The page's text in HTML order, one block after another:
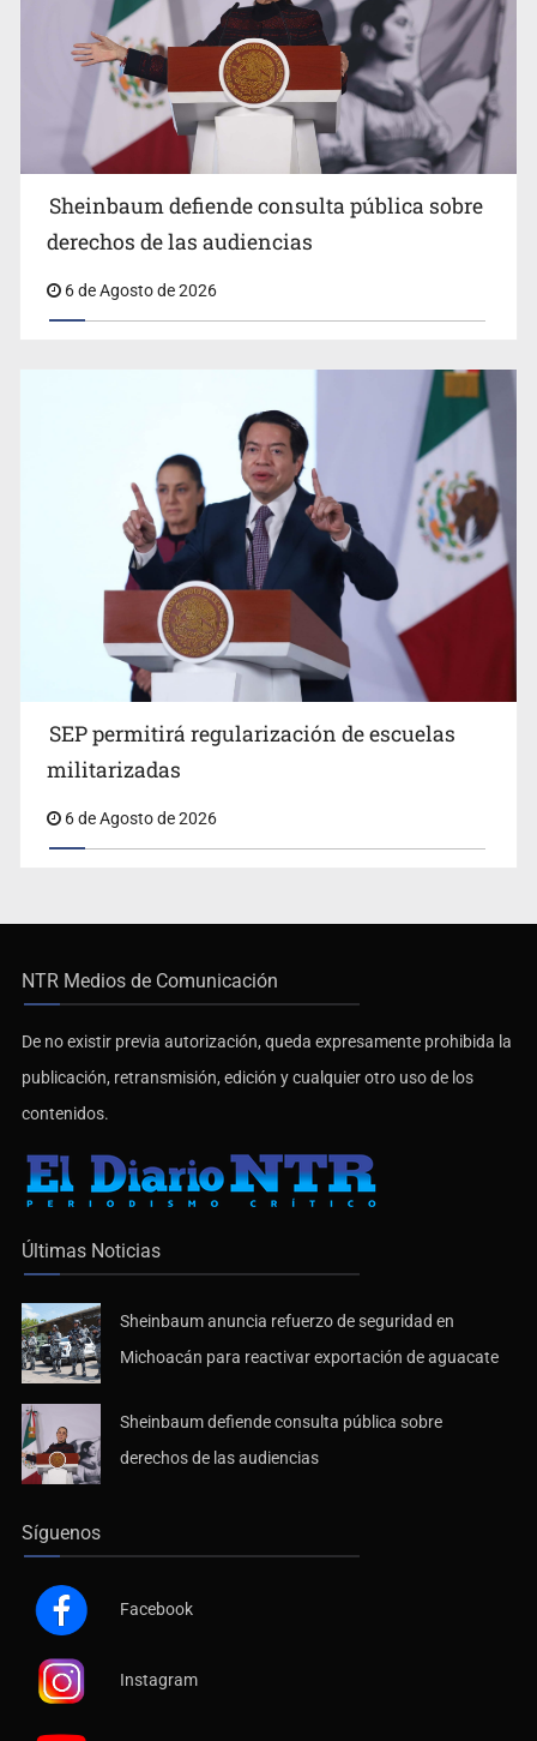
Sheinbaum anuncia refuerzo de seguridad en
Michoacán para reactivar exportación de aguacate
Sheinbaum defiende consulta pública sobre
derechos de las audiencias
6 de Agosto de 2026
SEP permitirá regularización de escuelas
militarizadas
6 de Agosto de 2026
NTR Medios de Comunicación
De no existir previa autorización, queda expresamente prohibida la
publicación, retransmisión, edición y cualquier otro uso de los
contenidos.
Últimas Noticias
Sheinbaum anuncia refuerzo de seguridad en
Michoacán para reactivar exportación de aguacate
Sheinbaum defiende consulta pública sobre
derechos de las audiencias
Síguenos
Facebook
Instagram